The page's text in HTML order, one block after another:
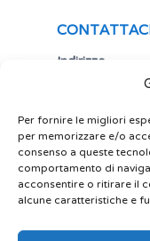
Per fornire le migliori
per memorizzare e/o
consenso a queste
comportamento di
acconsentire o ritirare il
alcune caratteristiche e
Indirizzo
Via Antonio
Italia
Telefono
+ 39 030
Email
site@play-lab.it